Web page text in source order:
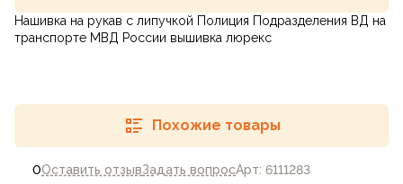
0Оставить отзывЗадать вопросАрт: 6111283
Нашивка на рукав с липучкой Полиция Подразделения ВД на
транспорте МВД России вышивка люрекс
Похожие товары